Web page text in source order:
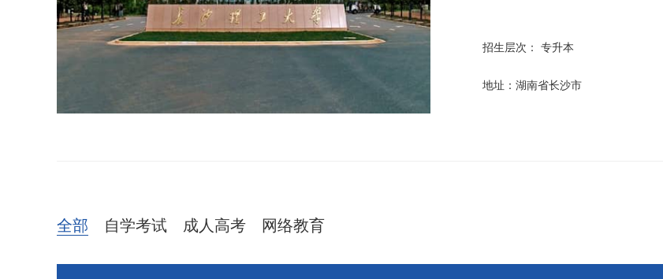
招生层次： 专升本
地址：湖南省长沙市
全部 自学考试 成人高考 网络教育